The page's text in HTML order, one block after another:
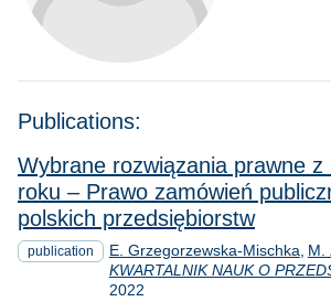
Publications:
Wybrane rozwiązania prawne
roku – Prawo zamówień
polskich przedsiębiorstw
publication E. Grzegorzewska-Mischka M.
KWARTALNIK NAUK O
2022